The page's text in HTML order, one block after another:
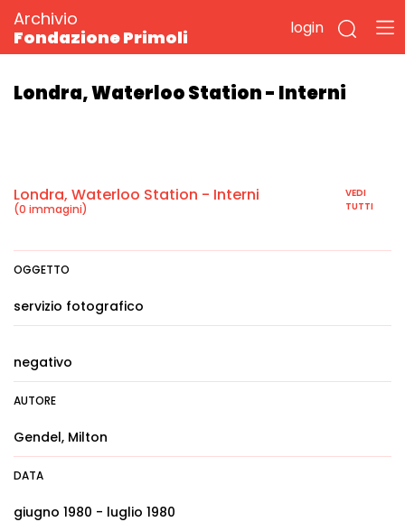
Archivio
Fondazione Primoli
login
Londra, Waterloo Station - Interni
Londra, Waterloo Station - Interni
(0 immagini)
VEDI
TUTTI
OGGETTO
servizio fotografico
negativo
AUTORE
Gendel, Milton
DATA
giugno 1980 - luglio 1980